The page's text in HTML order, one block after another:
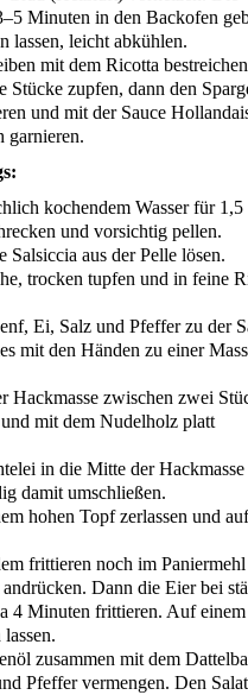
Minu­ten in den Back­ofen
las­sen, leicht abkühlen.
mit dem Ricot­ta
Stü­cke zup­fen, dann den
und mit der Sau­ce
garnieren.
kochen­dem Was­ser für 1,5
und vor­sich­tig pellen.
Sal­sic­cia aus der Pel­le lösen.
tro­cken tup­fen und in fei­ne
Ei, Salz und Pfef­fer zu der
mit den Hän­den zu einer
Hack­mas­se zwi­schen zwei
mit dem Nudel­holz platt
in die Mit­te der Hack­mas­se
damit umschließen.
hohen Topf zer­las­sen und auf
frit­tie­ren noch im Panier­mehl
andrü­cken. Dann die Eier bei
4 Minu­ten frit­tie­ren. Auf einem
zusam­men mit dem
Pfef­fer ver­men­gen. Den Salat